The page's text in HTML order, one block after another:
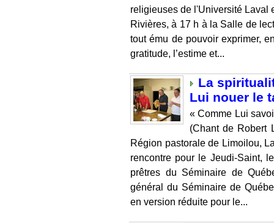
religieuses de l'Université Laval
Rivières, à 17 h à la Salle de
tout ému de pouvoir exprimer,
gratitude, l’estime et...
La
Lui nouer le
« Comme Lui
(Chant de Robert
Région pastorale de Limoilou,
rencontre pour le Jeudi-Saint,
prêtres du Séminaire de
général du Séminaire de
en version réduite pour le...